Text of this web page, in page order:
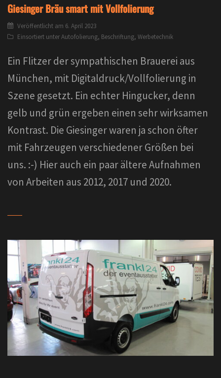
Giesinger Bräu smart mit Vollfolierung
Veröffentlicht am 6. April 2023
Einsortiert unterAutofolierung, Beschriftung, Werbetechnik
Ein Flitzer der sympathischen Brauerei aus
München, mit Digitaldruck/Vollfolierung in
Szene gesetzt. Ein echter Hingucker, denn
gelb und grün ergeben einen sehr wirksamen
Kontrast. Die Giesinger waren ja schon öfter
mit Fahrzeugen verschiedener Größen bei
uns. :-) Hier auch ein paar ältere Aufnahmen
von Arbeiten aus 2012, 2017 und 2020.